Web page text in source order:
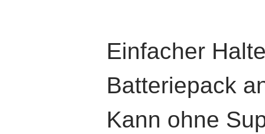
Einfacher
Batteriepack
Kann ohne